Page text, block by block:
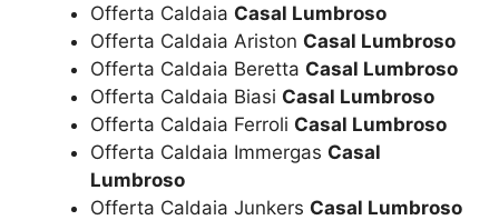
Offerta Caldaia Casal Lumbroso
Offerta Caldaia Ariston Casal Lumbroso
Offerta Caldaia Beretta Casal Lumbroso
Offerta Caldaia Biasi Casal Lumbroso
Offerta Caldaia Ferroli Casal Lumbroso
Offerta Caldaia Immergas Casal
Lumbroso
Offerta Caldaia Junkers Casal Lumbroso